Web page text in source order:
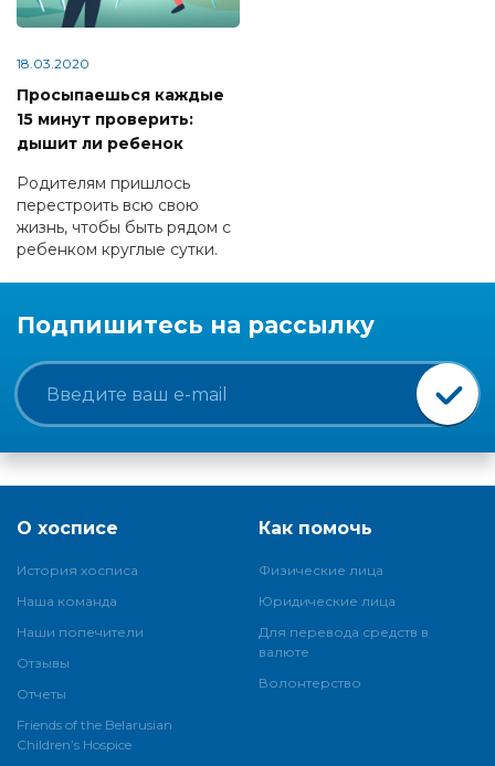
18.03.2020
Просыпаешься каждые
15 минут проверить:
дышит ли ребенок
Родителям пришлось
перестроить всю свою
жизнь, чтобы быть рядом с
ребенком круглые сутки.
Подпишитесь на рассылку
О хосписе
История хосписа
Наша команда
Наши попечители
Отзывы
Отчеты
Friends of the Belarusian
Children’s Hospice
Как помочь
Физические лица
Юридические лица
Для перевода средств в
валюте
Волонтерство